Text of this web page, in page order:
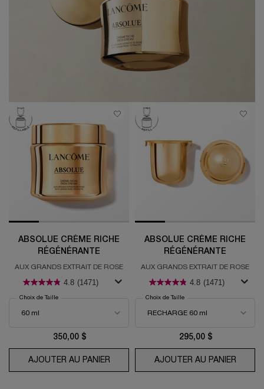
ABSOLUE CRÈME RICHE
RÉGÉNÉRANTE
AUX GRANDS EXTRAIT DE ROSE
4.8 (1471)
Choix de Taille
350,00 $
AJOUTER AU PANIERABSOLUE CRÈME RICHE
ABSOLUE CRÈME RICHE
RÉGÉNÉRANTE
AUX GRANDS EXTRAIT DE ROSE
4.8 (1471)
Choix de Taille
295,00 $
AJOUTER AU PANIER